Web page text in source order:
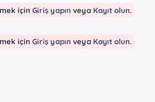
için Giriş yapın veya Kayıt olun.
için Giriş yapın veya Kayıt olun.